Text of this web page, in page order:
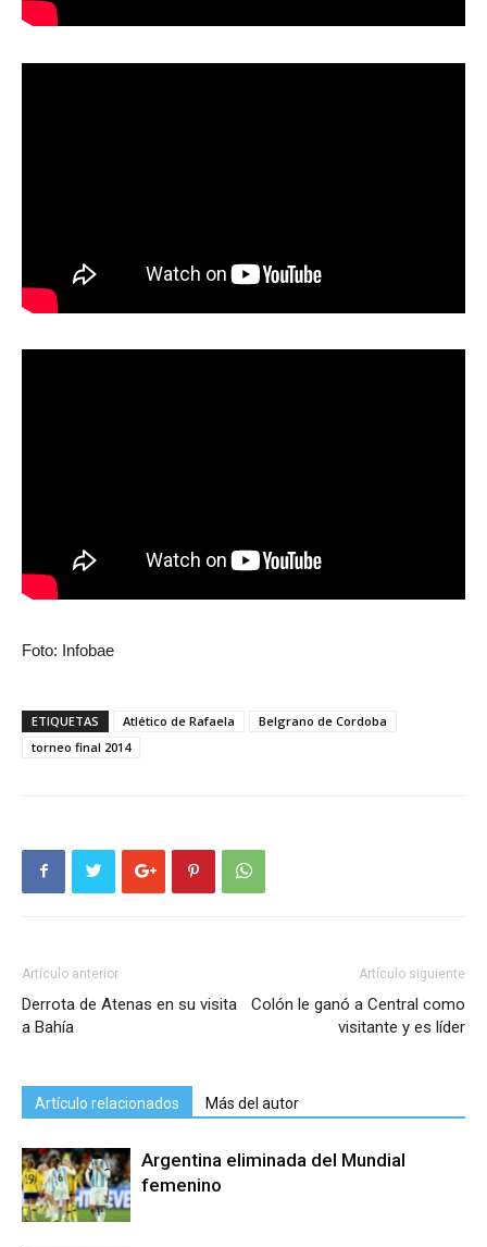
Foto: Infobae
ETIQUETAS Atlético de Rafaela
Belgrano de Cordoba
torneo final 2014
Artículo anterior
Derrota de Atenas en su visita
a Bahía
Artículo siguiente
Colón le ganó a Central como
visitante y es líder
Artículo relacionados Más del autor
Argentina eliminada del Mundial
femenino